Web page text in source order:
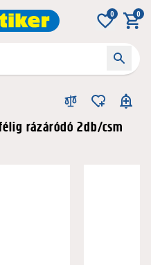
0 0
rázáródó 2db/csm